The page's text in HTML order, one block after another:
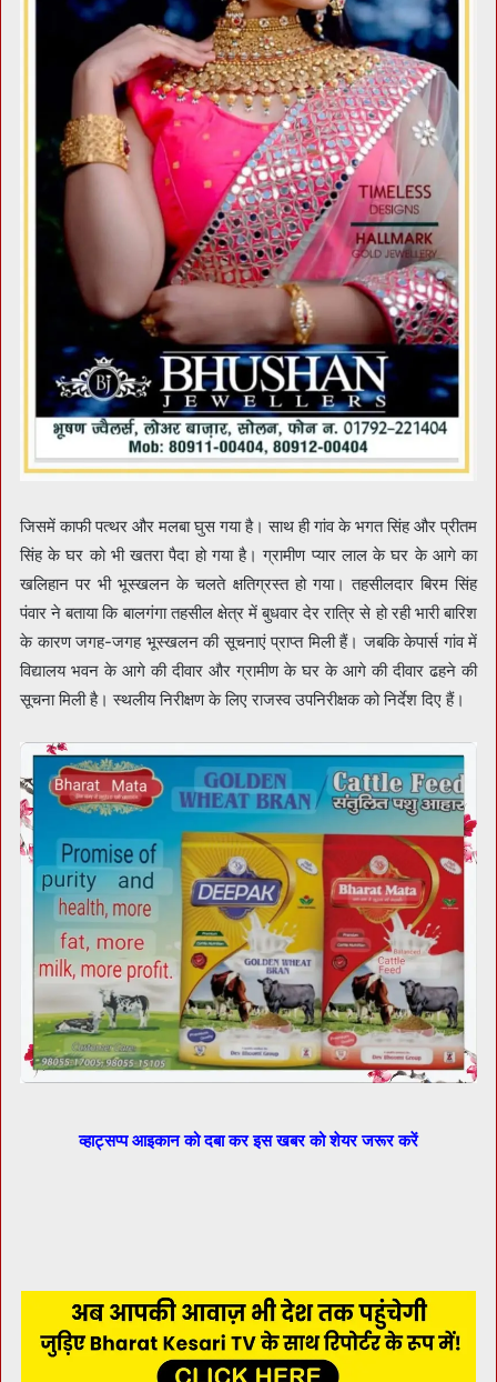
जिसमें काफी पत्थर और मलबा घुस गया है। साथ ही गांव के भगत सिंह और प्रीतम
सिंह के घर को भी खतरा पैदा हो गया है। ग्रामीण प्यार लाल के घर के आगे का
खलिहान पर भी भूस्खलन के चलते क्षतिग्रस्त हो गया। तहसीलदार बिरम सिंह
पंवार ने बताया कि बालगंगा तहसील क्षेत्र में बुधवार देर रात्रि से हो रही भारी बारिश
के कारण जगह-जगह भूस्खलन की सूचनाएं प्राप्त मिली हैं। जबकि केपार्स गांव में
विद्यालय भवन के आगे की दीवार और ग्रामीण के घर के आगे की दीवार ढहने की
सूचना मिली है। स्थलीय निरीक्षण के लिए राजस्व उपनिरीक्षक को निर्देश दिए हैं।
व्हाट्सप्प आइकान को दबा कर इस खबर को शेयर जरूर करें